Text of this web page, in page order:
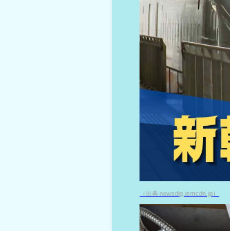
（出典 newsdig.ismcdn.jp）